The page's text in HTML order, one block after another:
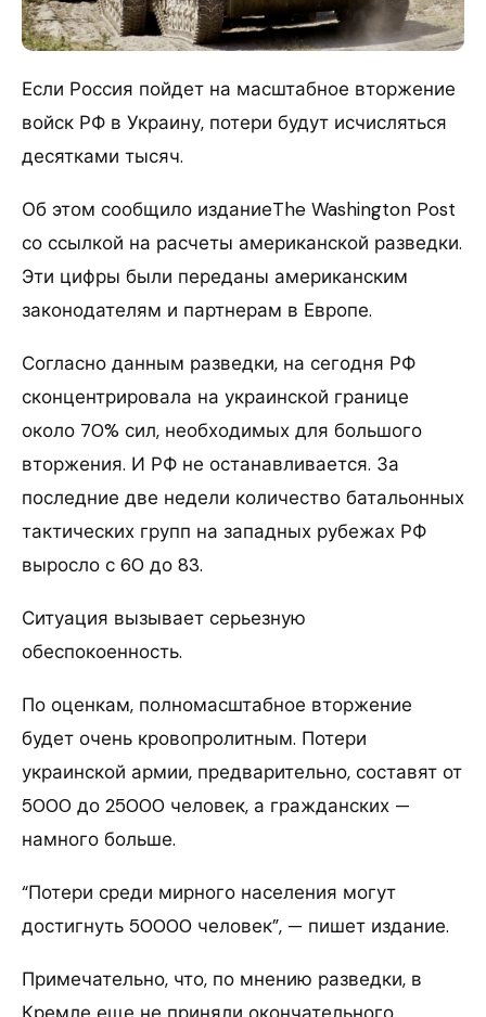
Если Россия пойдет на масштабное вторжение
войск РФ в Украину, потери будут исчисляться
десятками тысяч.
Об этом сообщило изданиеThe Washington Post
со ссылкой на расчеты американской разведки.
Эти цифры были переданы американским
законодателям и партнерам в Европе.
Согласно данным разведки, на сегодня РФ
сконцентрировала на украинской границе
около 70% сил, необходимых для большого
вторжения. И РФ не останавливается. За
последние две недели количество батальонных
тактических групп на западных рубежах РФ
выросло с 60 до 83.
Ситуация вызывает серьезную
обеспокоенность.
По оценкам, полномасштабное вторжение
будет очень кровопролитным. Потери
украинской армии, предварительно, составят от
5000 до 25000 человек, а гражданских —
намного больше.
“Потери среди мирного населения могут
достигнуть 50000 человек”, — пишет издание.
Примечательно, что, по мнению разведки, в
Кремле еще не приняли окончательного